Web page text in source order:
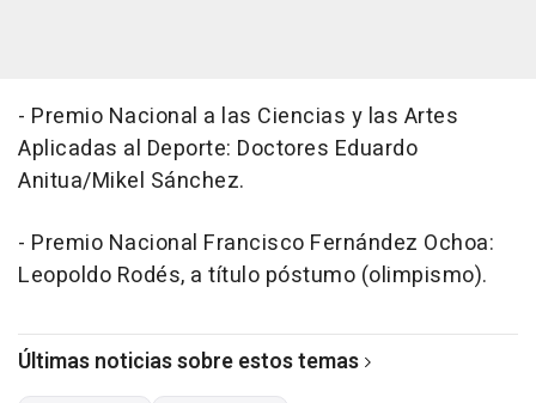
- Premio Nacional a las Ciencias y las Artes
Aplicadas al Deporte: Doctores Eduardo
Anitua/Mikel Sánchez.
- Premio Nacional Francisco Fernández Ochoa:
Leopoldo Rodés, a título póstumo (olimpismo).
Últimas noticias sobre estos temas